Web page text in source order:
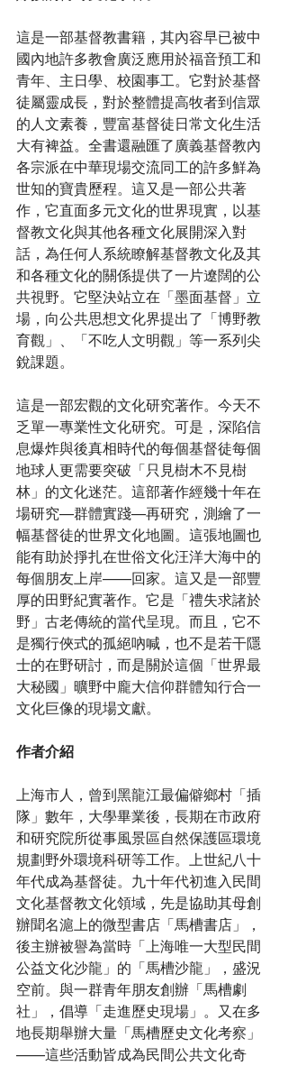
這是一部基督教書籍，其內容早已被中
國內地許多教會廣泛應用於福音預工和
青年、主日學、校園事工。它對於基督
徒屬靈成長，對於整體提高牧者到信眾
的人文素養，豐富基督徒日常文化生活
大有裨益。全書還融匯了廣義基督教內
各宗派在中華現場交流同工的許多鮮為
世知的寶貴歷程。這又是一部公共著
作，它直面多元文化的世界現實，以基
督教文化與其他各種文化展開深入對
話，為任何人系統瞭解基督教文化及其
和各種文化的關係提供了一片遼闊的公
共視野。它堅決站立在「墨面基督」立
場，向公共思想文化界提出了「博野教
育觀」、「不吃人文明觀」等一系列尖
銳課題。
這是一部宏觀的文化研究著作。今天不
乏單一專業性文化研究。可是，深陷信
息爆炸與後真相時代的每個基督徒每個
地球人更需要突破「只見樹木不見樹
林」的文化迷茫。這部著作經幾十年在
場研究—群體實踐—再研究，測繪了一
幅基督徒的世界文化地圖。這張地圖也
能有助於掙扎在世俗文化汪洋大海中的
每個朋友上岸——回家。這又是一部豐
厚的田野紀實著作。它是「禮失求諸於
野」古老傳統的當代呈現。而且，它不
是獨行俠式的孤絕吶喊，也不是若干隱
士的在野研討，而是關於這個「世界最
大秘國」曠野中龐大信仰群體知行合一
文化巨像的現場文獻。
作者介紹
上海市人，曾到黑龍江最偏僻鄉村「插
隊」數年，大學畢業後，長期在市政府
和研究院所從事風景區自然保護區環境
規劃野外環境科研等工作。上世紀八十
年代成為基督徒。九十年代初進入民間
文化基督教文化領域，先是協助其母創
辦聞名滬上的微型書店「馬槽書店」，
後主辦被譽為當時「上海唯一大型民間
公益文化沙龍」的「馬槽沙龍」，盛況
空前。與一群青年朋友創辦「馬槽劇
社」，倡導「走進歷史現場」。又在多
地長期舉辦大量「馬槽歷史文化考察」
——這些活動皆成為民間公共文化奇